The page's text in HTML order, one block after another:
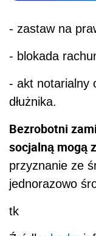
- zastaw na
- blokada
- akt notarialny
dłużnika.
Bezrobotni
socjalną mogą
przyznanie ze
jednorazowo
tk